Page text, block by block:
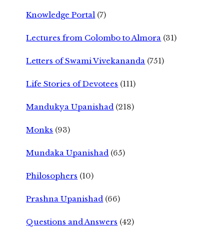
Knowledge Portal (7)
Lectures from Colombo to Almora (31)
Letters of Swami Vivekananda (751)
Life Stories of Devotees (111)
Mandukya Upanishad (218)
Monks (93)
Mundaka Upanishad (65)
Philosophers (10)
Prashna Upanishad (66)
Questions and Answers (42)